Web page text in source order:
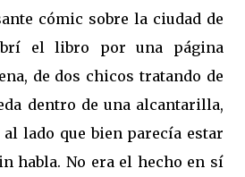
cómic sobre la ciudad de
el libro por una página
de dos chicos tratando de
dentro de una alcantarilla,
al lado que bien parecía estar
habla. No era el hecho en sí